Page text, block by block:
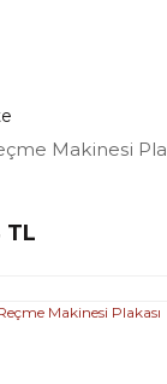
Makinesi
TL